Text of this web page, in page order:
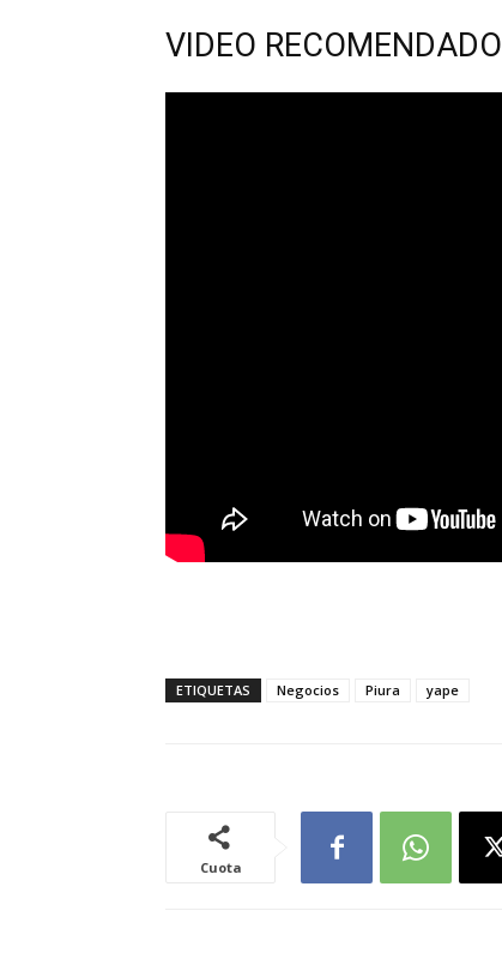
VIDEO RECOMENDADO
ETIQUETAS Negocios Piura yape
Cuota